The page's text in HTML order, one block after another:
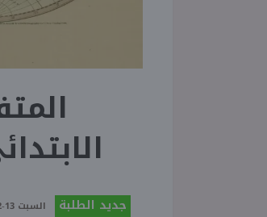
الابتدائي
جديد الطلبة السبت 13-12-2025 06:08 مـ